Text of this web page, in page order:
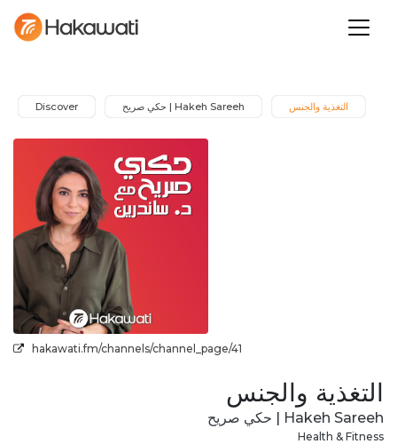
Discover Hakeh Sareeh | حكي صريح التغذية والجنس
hakawati.fm/channels/channel_page/41
التغذية والجنس
Hakeh Sareeh | حكي صريح
Health & Fitness